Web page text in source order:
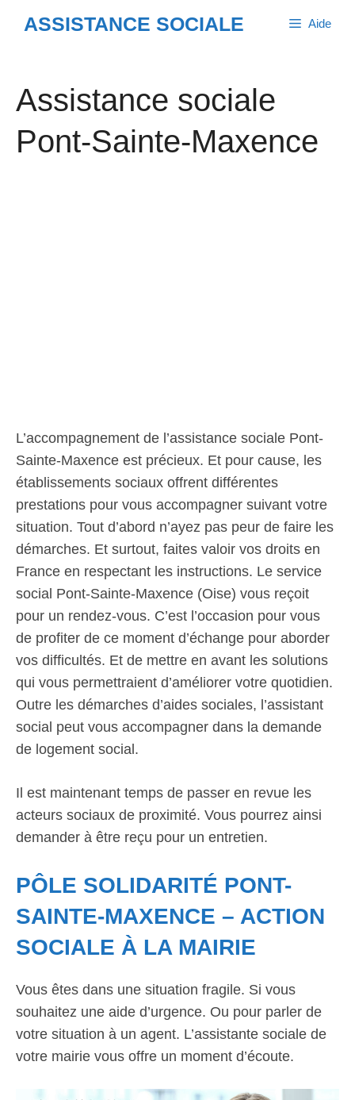
ASSISTANCE SOCIALE Aide
Assistance sociale
Pont-Sainte-Maxence
L’accompagnement de l’assistance sociale Pont-
Sainte-Maxence est précieux. Et pour cause, les
établissements sociaux offrent différentes
prestations pour vous accompagner suivant votre
situation. Tout d’abord n’ayez pas peur de faire les
démarches. Et surtout, faites valoir vos droits en
France en respectant les instructions. Le service
social Pont-Sainte-Maxence (Oise) vous reçoit
pour un rendez-vous. C’est l’occasion pour vous
de profiter de ce moment d’échange pour aborder
vos difficultés. Et de mettre en avant les solutions
qui vous permettraient d’améliorer votre quotidien.
Outre les démarches d’aides sociales, l’assistant
social peut vous accompagner dans la demande
de logement social.
Il est maintenant temps de passer en revue les
acteurs sociaux de proximité. Vous pourrez ainsi
demander à être reçu pour un entretien.
PÔLE SOLIDARITÉ PONT-
SAINTE-MAXENCE – ACTION
SOCIALE À LA MAIRIE
Vous êtes dans une situation fragile. Si vous
souhaitez une aide d’urgence. Ou pour parler de
votre situation à un agent. L’assistante sociale de
votre mairie vous offre un moment d’écoute.